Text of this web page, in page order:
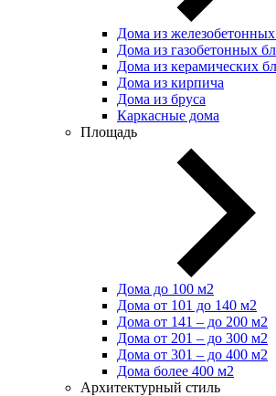
Дома из
Дома из газобетонных
Дома из керамических
Дома из кирпича
Дома из бруса
Каркасные дома
Площадь
Дома до 100 м2
Дома от 101 до 140 м2
Дома от 141 – до 200 м2
Дома от 201 – до 300 м2
Дома от 301 – до 400 м2
Дома более 400 м2
Архитектурный стиль